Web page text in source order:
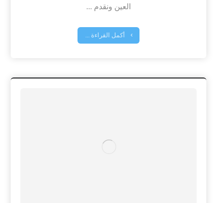
العين ونقدم ...
أكمل القراءة ...